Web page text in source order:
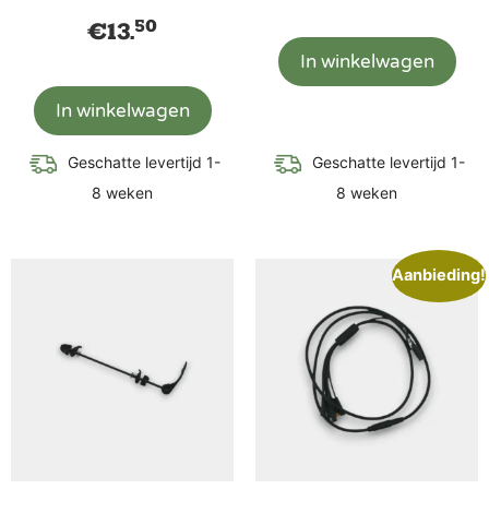
€13.50
In winkelwagen
Geschatte levertijd 1-
8 weken
In winkelwagen
Geschatte levertijd 1-
8 weken
Aanbieding!